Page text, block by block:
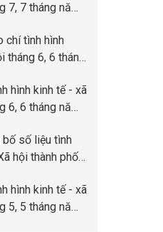
7, 7 tháng năm
chí tình hình
tháng 6, 6 tháng
hình kinh tế - xã
6, 6 tháng năm
số liệu tình
hội thành phố
hình kinh tế - xã
5, 5 tháng năm